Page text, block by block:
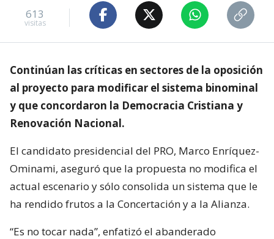
613
visitas
Continúan las críticas en sectores de la oposición
al proyecto para modificar el sistema binominal
y que concordaron la Democracia Cristiana y
Renovación Nacional.
El candidato presidencial del PRO, Marco Enríquez-
Ominami, aseguró que la propuesta no modifica el
actual escenario y sólo consolida un sistema que le
ha rendido frutos a la Concertación y a la Alianza.
“Es no tocar nada”, enfatizó el abanderado